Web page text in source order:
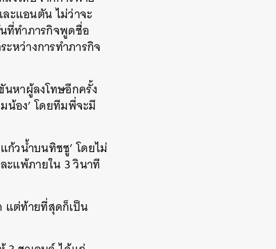
ะแอนตัน ไม่ว่าจะ
ที่ทำภารกิจพูดชื่อ
หว่างการทำภารกิจ
นหาผู้ลงโทษอีกครั้ง
น้อง’ โดยทีมพี่จะมี
ก้วน้ำบนทิชชู’ โดยไม่
ะแพ้ภายใน 3 วินาที
แต่ท้ายที่สุดก็เป็น